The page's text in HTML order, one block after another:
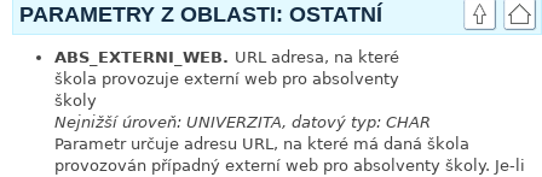
PARAMETRY Z OBLASTI: OSTATNÍ
ABS_EXTERNI_WEB. URL adresa, na které
škola provozuje externí web pro absolventy
školy
Nejnižší úroveň: UNIVERZITA, datový typ: CHAR
Parametr určuje adresu URL, na které má daná škola
provozován případný externí web pro absolventy školy. Je-li